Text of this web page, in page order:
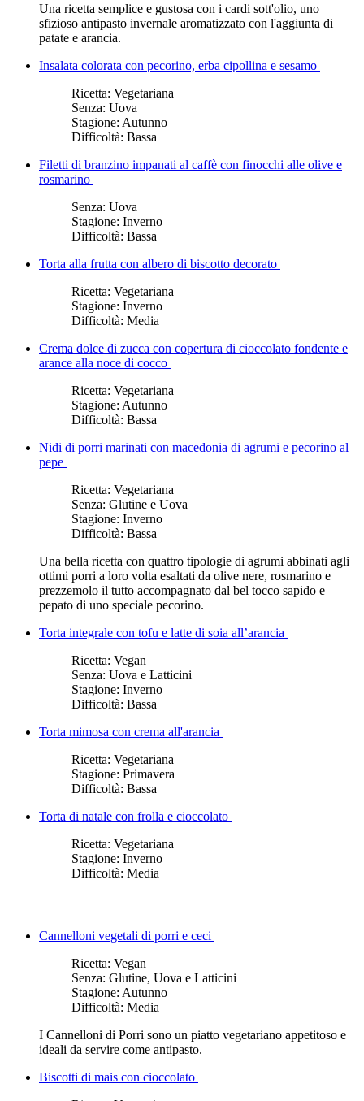
Una ricetta semplice e gustosa con i cardi sott'olio, uno
sfizioso antipasto invernale aromatizzato con l'aggiunta di
patate e arancia.
Insalata colorata con pecorino, erba cipollina e sesamo
Ricetta: Vegetariana
Senza: Uova
Stagione: Autunno
Difficoltà: Bassa
Filetti di branzino impanati al caffè con finocchi alle olive e
rosmarino
Senza: Uova
Stagione: Inverno
Difficoltà: Bassa
Torta alla frutta con albero di biscotto decorato
Ricetta: Vegetariana
Stagione: Inverno
Difficoltà: Media
Crema dolce di zucca con copertura di cioccolato fondente e
arance alla noce di cocco
Ricetta: Vegetariana
Stagione: Autunno
Difficoltà: Bassa
Nidi di porri marinati con macedonia di agrumi e pecorino al
pepe
Ricetta: Vegetariana
Senza: Glutine e Uova
Stagione: Inverno
Difficoltà: Bassa
Una bella ricetta con quattro tipologie di agrumi abbinati agli
ottimi porri a loro volta esaltati da olive nere, rosmarino e
prezzemolo il tutto accompagnato dal bel tocco sapido e
pepato di uno speciale pecorino.
Torta integrale con tofu e latte di soia all’arancia
Ricetta: Vegan
Senza: Uova e Latticini
Stagione: Inverno
Difficoltà: Bassa
Torta mimosa con crema all'arancia
Ricetta: Vegetariana
Stagione: Primavera
Difficoltà: Bassa
Torta di natale con frolla e cioccolato
Ricetta: Vegetariana
Stagione: Inverno
Difficoltà: Media
Cannelloni vegetali di porri e ceci
Ricetta: Vegan
Senza: Glutine, Uova e Latticini
Stagione: Autunno
Difficoltà: Media
I Cannelloni di Porri sono un piatto vegetariano appetitoso e
ideali da servire come antipasto.
Biscotti di mais con cioccolato